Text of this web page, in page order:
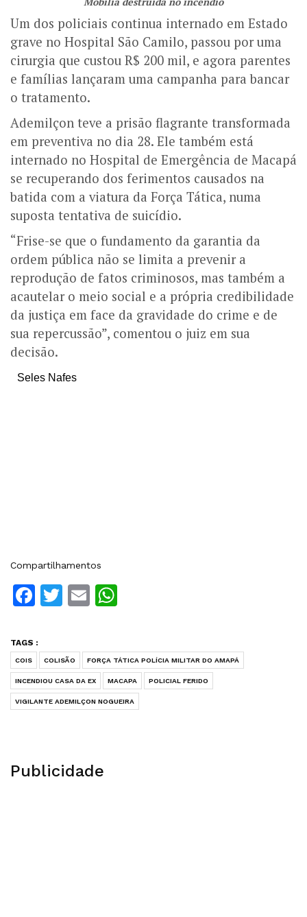
Um dos policiais continua internado em Estado
grave no Hospital São Camilo, passou por uma
cirurgia que custou R$ 200 mil, e agora parentes
e famílias lançaram uma campanha para bancar
o tratamento.
Ademilçon teve a prisão flagrante transformada
em preventiva no dia 28. Ele também está
internado no Hospital de Emergência de Macapá
se recuperando dos ferimentos causados na
batida com a viatura da Força Tática, numa
suposta tentativa de suicídio.
“Frise-se que o fundamento da garantia da
ordem pública não se limita a prevenir a
reprodução de fatos criminosos, mas também a
acautelar o meio social e a própria credibilidade
da justiça em face da gravidade do crime e de
sua repercussão”, comentou o juiz em sua
decisão.
Seles Nafes
Compartilhamentos
Facebook
Twitter
Email
TAGS :
COIS COLISÃO FORÇA TÁTICA POLÍCIA MILITAR DO AMAPÁ
INCENDIOU CASA DA EX MACAPA POLICIAL FERIDO
VIGILANTE ADEMILÇON NOGUEIRA
Publicidade